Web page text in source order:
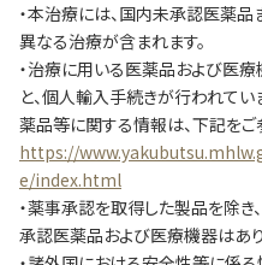
・本治療には、国内未承認医薬
異なる治療が含まれます。
・治療に用いる医薬品および医
と、個人輸入手続きが行われて
薬品等に関する情報は、下記をご
https://
e/index.html
・薬事承認を取得した製品を除
承認医薬品および医療機器はあり